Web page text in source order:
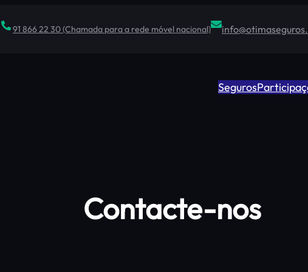
91 866 22 30 (Chamada para a rede móvel nacional)
Seguros
Contacte-nos